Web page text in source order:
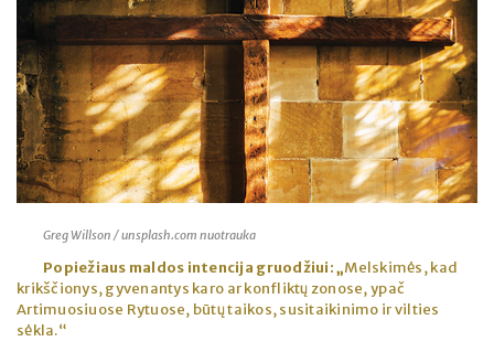
Greg Willson / unsplash.com nuotrauka
Popiežiaus maldos intencija gruodžiui: „Melskimės, kad
krikščionys, gyvenantys karo ar konfliktų zonose, ypač
Artimuosiuose Rytuose, būtų taikos, susitaikinimo ir vilties
sėkla.“